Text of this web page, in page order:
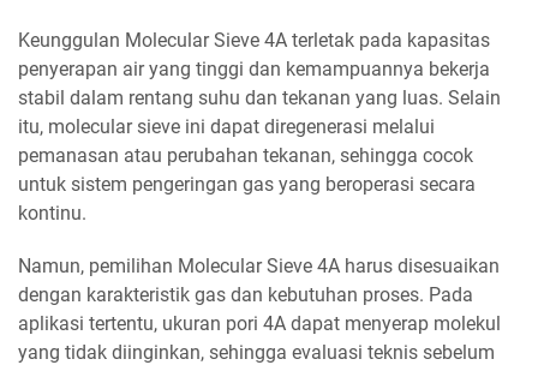
Keunggulan Molecular Sieve 4A terletak pada kapasitas
penyerapan air yang tinggi dan kemampuannya bekerja
stabil dalam rentang suhu dan tekanan yang luas. Selain
itu, molecular sieve ini dapat diregenerasi melalui
pemanasan atau perubahan tekanan, sehingga cocok
untuk sistem pengeringan gas yang beroperasi secara
kontinu.
Namun, pemilihan Molecular Sieve 4A harus disesuaikan
dengan karakteristik gas dan kebutuhan proses. Pada
aplikasi tertentu, ukuran pori 4A dapat menyerap molekul
yang tidak diinginkan, sehingga evaluasi teknis sebelum